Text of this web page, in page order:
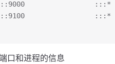
:::*
:::*
口和进程的信息